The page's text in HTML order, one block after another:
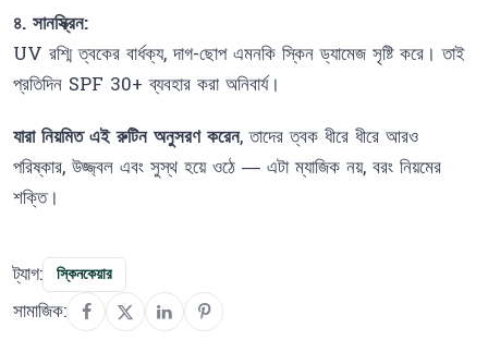
৪. সানস্ক্রিন:
UV রশ্মি ত্বকের বার্ধক্য, দাগ-ছোপ এমনকি স্কিন ড্যামেজ সৃষ্টি করে। তাই
প্রতিদিন SPF 30+ ব্যবহার করা অনিবার্য।
যারা নিয়মিত এই রুটিন অনুসরণ করেন, তাদের ত্বক ধীরে ধীরে আরও
পরিষ্কার, উজ্জ্বল এবং সুস্থ হয়ে ওঠে — এটা ম্যাজিক নয়, বরং নিয়মের
শক্তি।
ট্যাগ: স্কিনকেয়ার
সামাজিক: